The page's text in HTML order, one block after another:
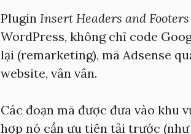
Plugin Insert Headers and Footers
WordPress, không chỉ code
lại (remarketing), mã Adsense
website, vân vân.
Các đoạn mã được đưa vào
hợp nó cần ưu tiên tải trước